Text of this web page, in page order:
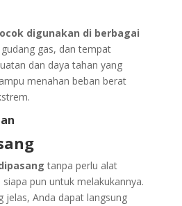
digunakan di berbagai
gas, dan tempat
dan daya tahan yang
menahan beban berat
tanpa perlu alat
pun untuk melakukannya.
jelas, Anda dapat langsung